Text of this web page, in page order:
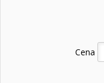
Cena